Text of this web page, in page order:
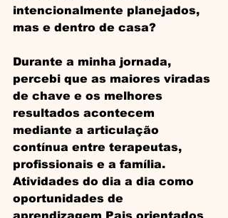
intencionalmente planejados,
mas e dentro de casa?
Durante a minha jornada,
percebi que as maiores viradas
de chave e os melhores
resultados acontecem
mediante a articulação
contínua entre terapeutas,
profissionais e a família.
Atividades do dia a dia como
oportunidades de
aprendizagem Pais orientados